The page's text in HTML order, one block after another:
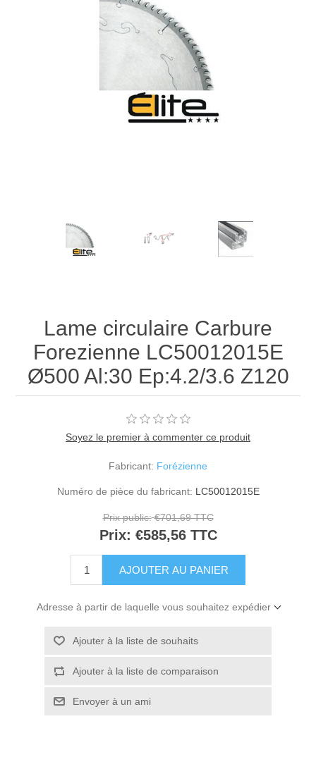
Lame circulaire Carbure
Forezienne LC50012015E
Ø500 Al:30 Ep:4.2/3.6 Z120
Soyez le premier à commenter ce produit
Fabricant: Forézienne
Numéro de pièce du fabricant: LC50012015E
Prix public: €701,69 TTC
Prix: €585,56 TTC
Adresse à partir de laquelle vous souhaitez expédier